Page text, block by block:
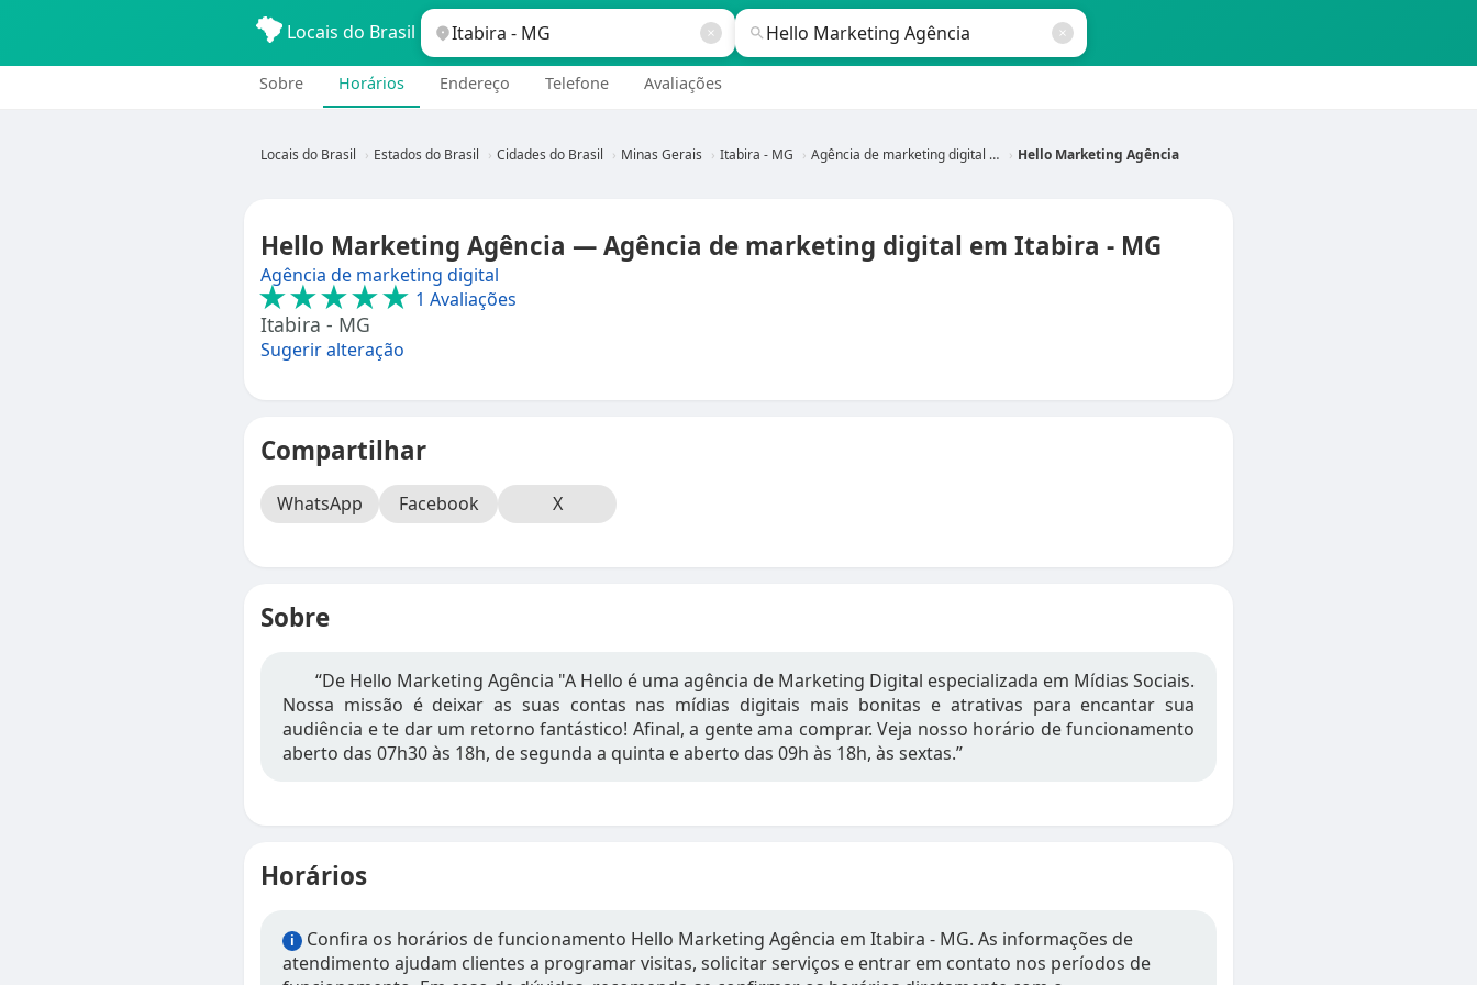
Locais do Brasil
Sobre Horários Endereço Telefone Avaliações
Locais do Brasil Estados do Brasil Cidades do Brasil Minas Gerais Itabira - MG Agência de marketing digital em Itabira - MG Hello Marketing Agência
Hello Marketing Agência — Agência de marketing digital em Itabira - MG
Agência de marketing digital
★★★★★ 1 Avaliações
Itabira - MG
Sugerir alteração
Compartilhar
WhatsApp Facebook X
Sobre
“De Hello Marketing Agência "A Hello é uma agência de Marketing Digital especializada em Mídias Sociais.
Nossa missão é deixar as suas contas nas mídias digitais mais bonitas e atrativas para encantar sua
audiência e te dar um retorno fantástico! Afinal, a gente ama comprar. Veja nosso horário de funcionamento
aberto das 07h30 às 18h, de segunda a quinta e aberto das 09h às 18h, às sextas.”
Horários
i
Confira os horários de funcionamento Hello Marketing Agência em Itabira - MG. As informações de
atendimento ajudam clientes a programar visitas, solicitar serviços e entrar em contato nos períodos de